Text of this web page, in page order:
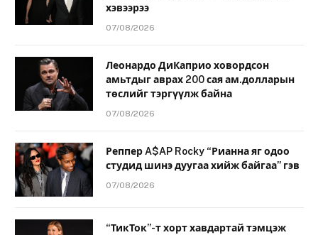
хэвээрээ
07/08/2026
Леонардо ДиКаприо ховордсон
амьтдыг аврах 200 сая ам.долларын
төслийг тэргүүлж байна
07/08/2026
Реппер A$AP Rocky “Рианна яг одоо
студид шинэ дуугаа хийж байгаа” гэв
07/08/2026
“ТикТок”-т хорт хавдартай тэмцэж